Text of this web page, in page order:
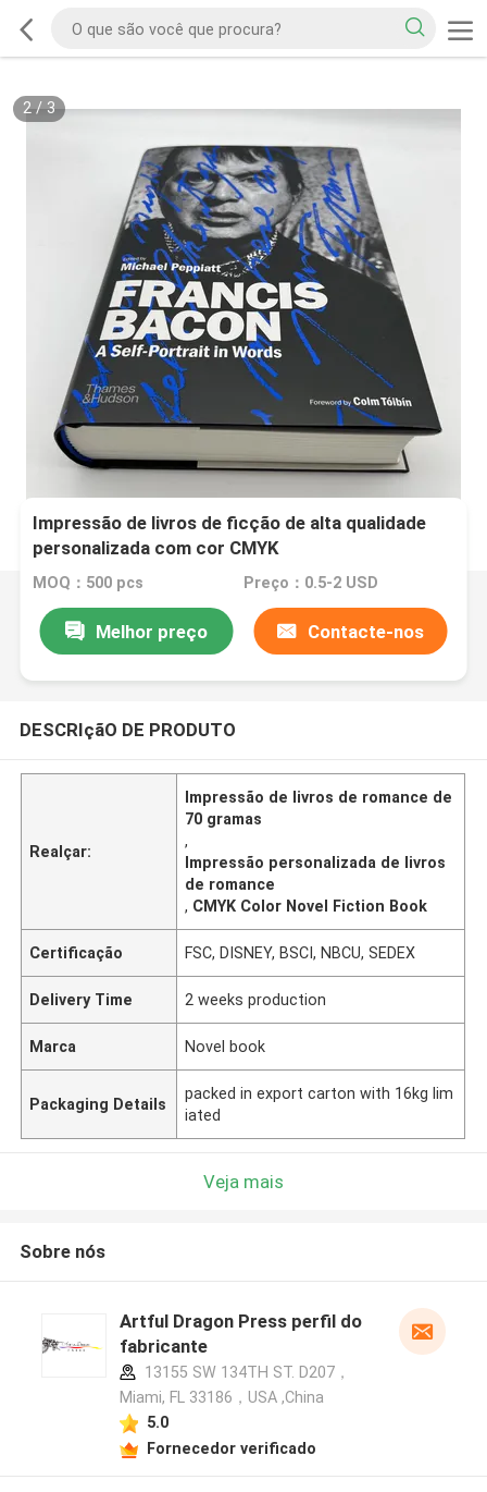
2/3
Impressão de livros de ficção de alta qualidade
personalizada com cor CMYK
MOQ：500 pcs Preço：0.5-2 USD
Melhor preço Contacte-nos
DESCRIçãO DE PRODUTO
Realçar:
Impressão de livros de romance de
70 gramas
,
Impressão personalizada de livros
de romance
, CMYK Color Novel Fiction Book
Certificação FSC, DISNEY, BSCI, NBCU, SEDEX
Delivery Time 2 weeks production
Marca Novel book
Packaging Details
packed in export carton with 16kg lim
iated
Veja mais
Sobre nós
Artful Dragon Press perfil do
fabricante
13155 SW 134TH ST. D207，
Miami, FL 33186，USA ,China
5.0
Fornecedor verificado